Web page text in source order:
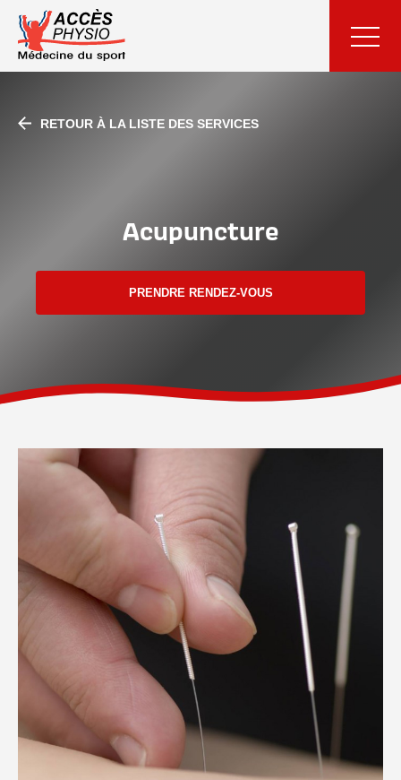
RETOUR À LA LISTE DES SERVICES
Acupuncture
PRENDRE RENDEZ-VOUS